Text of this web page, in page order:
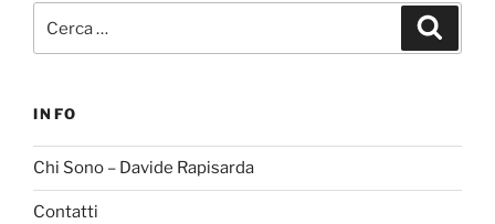
INFO
Chi Sono – Davide Rapisarda
Contatti